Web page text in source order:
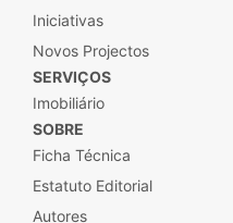
Iniciativas
Novos Projectos
SERVIÇOS
Imobiliário
SOBRE
Ficha Técnica
Estatuto Editorial
Autores